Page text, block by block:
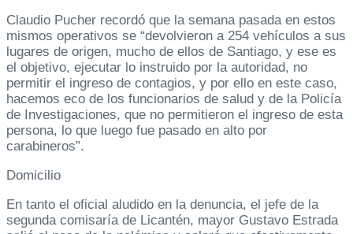
Claudio Pucher recordó que la semana pasada en estos
mismos operativos se “devolvieron a 254 vehículos a sus
lugares de origen, mucho de ellos de Santiago, y ese es
el objetivo, ejecutar lo instruido por la autoridad, no
permitir el ingreso de contagios, y por ello en este caso,
hacemos eco de los funcionarios de salud y de la Policía
de Investigaciones, que no permitieron el ingreso de esta
persona, lo que luego fue pasado en alto por
carabineros”.
Domicilio
En tanto el oficial aludido en la denuncia, el jefe de la
segunda comisaría de Licantén, mayor Gustavo Estrada